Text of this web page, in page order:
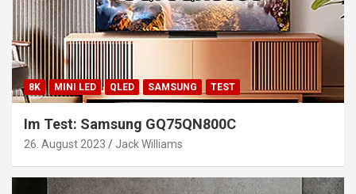
8K MINI LED QLED SAMSUNG TEST
Im Test: Samsung GQ75QN800C
26. August 2023 Jack Williams